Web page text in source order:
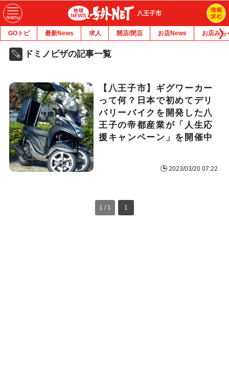
八王子市
GOトピ 最新News 求人 開店/閉店 お店News お店みち
ドミノピザの記事一覧
【八王子市】ギグワーカー
って何？日本で初めてデリ
バリーバイクを開発した八
王子の帝都産業が「人生応
援キャンペーン」を開催中
2023/03/20 07:22
1 / 1 1